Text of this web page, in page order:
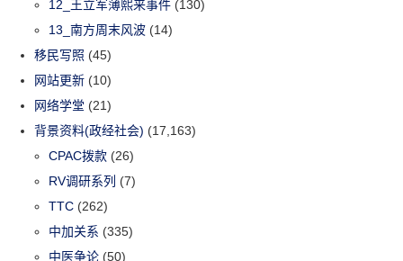
12_王立军薄熙来事件 (130)
13_南方周末风波 (14)
移民写照 (45)
网站更新 (10)
网络学堂 (21)
背景资料(政经社会) (17,163)
CPAC拨款 (26)
RV调研系列 (7)
TTC (262)
中加关系 (335)
中医争论 (50)